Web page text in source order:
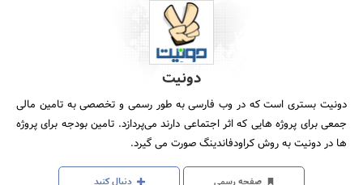
دونیت
دونیت بستری است که در وب فارسی به طور رسمی و تخصصی به تامین مالی
جمعی برای پروژه هایی که اثر اجتماعی دارند می‌پردازد. تامین بودجه برای پروژه
ها در دونیت به روش کراودفاندینگ صورت می گیرد.
صفحه رسمی دنبال کنید